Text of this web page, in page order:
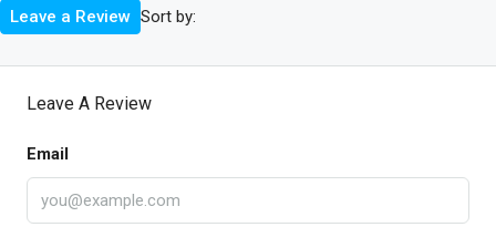
Sort by:
Leave a Review
Leave A Review
Email